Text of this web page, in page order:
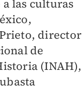
las culturas
director
de
(INAH),